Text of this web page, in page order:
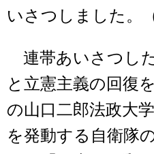
いさつしました。
連帯あいさつし
と立憲主義の回復
の山口二郎法政大
を発動する自衛隊